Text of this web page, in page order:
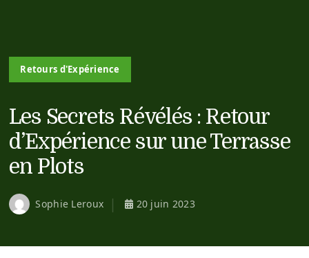
Retours d'Expérience
Les Secrets Révélés : Retour
d’Expérience sur une Terrasse
en Plots
Sophie Leroux 20 juin 2023